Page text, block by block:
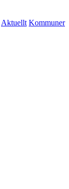
Aktuellt Kommuner